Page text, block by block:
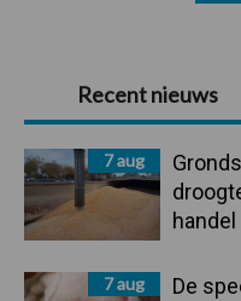
Primaire
Sidebar
Recent nieuws
7 aug
7 aug
De